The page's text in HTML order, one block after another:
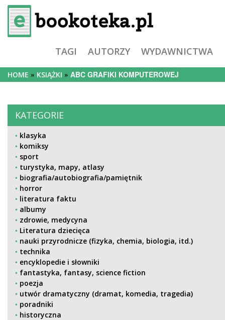
TAGI AUTORZY WYDAWNICTWA
HOME KSIĄŻKI ABC GRAFIKI KOMPUTEROWEJ
KATEGORIE
klasyka
komiksy
sport
turystyka, mapy, atlasy
biografia/autobiografia/pamiętnik
horror
literatura faktu
albumy
zdrowie, medycyna
Literatura dziecięca
nauki przyrodnicze (fizyka, chemia, biologia, itd.)
technika
encyklopedie i słowniki
fantastyka, fantasy, science fiction
poezja
utwór dramatyczny (dramat, komedia, tragedia)
poradniki
historyczna